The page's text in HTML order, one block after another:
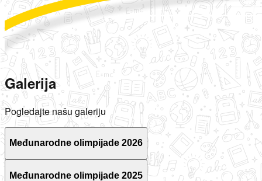
Galerija
Pogledajte našu galeriju
Međunarodne olimpijade 2026
Međunarodne olimpijade 2025